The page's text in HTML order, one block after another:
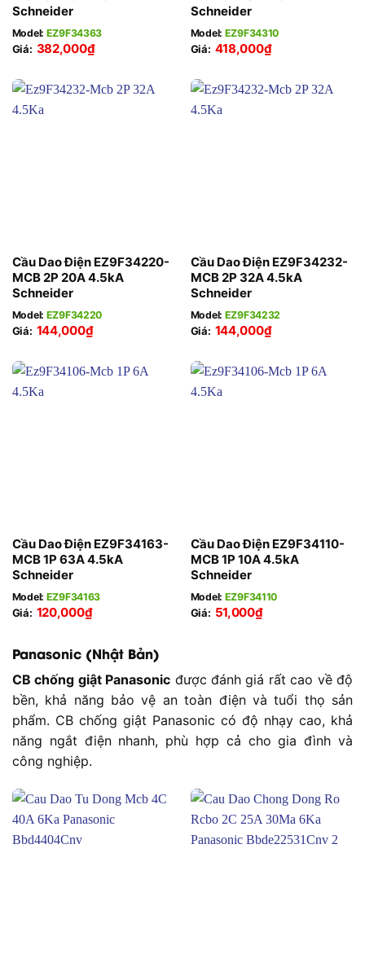
Schneider
Model: EZ9F34363
Giá: 382,000₫
Schneider
Model: EZ9F34310
Giá: 418,000₫
Cầu Dao Điện EZ9F34220-
MCB 2P 20A 4.5kA
Schneider
Model: EZ9F34220
Giá: 144,000₫
Cầu Dao Điện EZ9F34232-
MCB 2P 32A 4.5kA
Schneider
Model: EZ9F34232
Giá: 144,000₫
Cầu Dao Điện EZ9F34163-
MCB 1P 63A 4.5kA
Schneider
Model: EZ9F34163
Giá: 120,000₫
Cầu Dao Điện EZ9F34110-
MCB 1P 10A 4.5kA
Schneider
Model: EZ9F34110
Giá: 51,000₫
Panasonic (Nhật Bản)
CB chống giật Panasonic được đánh giá rất cao về độ
bền, khả năng bảo vệ an toàn điện và tuổi thọ sản
phẩm. CB chống giật Panasonic có độ nhạy cao, khả
năng ngắt điện nhanh, phù hợp cả cho gia đình và
công nghiệp.